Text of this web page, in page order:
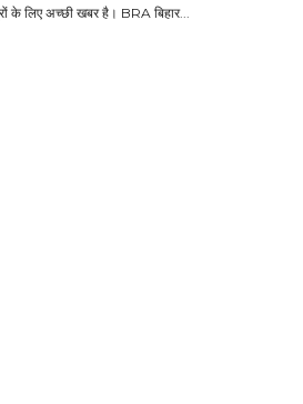
के लिए अच्छी खबर है। BRA बिहार...